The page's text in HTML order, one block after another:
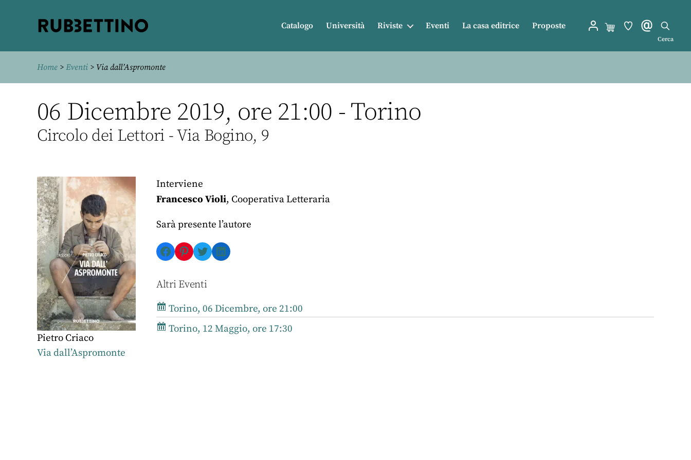
Catalogo Università Riviste Eventi La casa editrice Proposte
Cerca
Home > Eventi > Via dall’Aspromonte
06 Dicembre 2019, ore 21:00 - Torino
Circolo dei Lettori - Via Bogino, 9
Pietro Criaco
Via dall’Aspromonte
Interviene
Francesco Violi, Cooperativa Letteraria
Sarà presente l’autore
Facebook
Pinterest
TwitterLinkedIn
Altri Eventi
Torino, 06 Dicembre, ore 21:00
Torino, 12 Maggio, ore 17:30